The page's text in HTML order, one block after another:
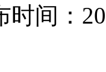
间：